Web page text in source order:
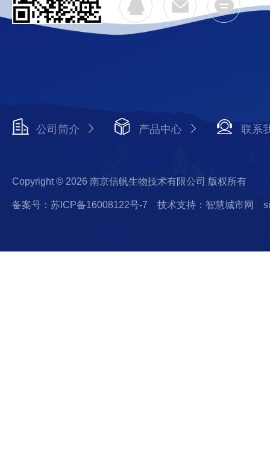
公司简介 产品中心 联系
Copyright © 2026 南京信帆生物技术有限公司 版权所有
备案号：苏ICP备16008122号-7 技术支持：智慧城市网